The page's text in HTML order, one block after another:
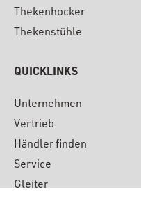
Thekenhocker
Thekenstühle
QUICKLINKS
Unternehmen
Vertrieb
Händler finden
Service
Gleiter